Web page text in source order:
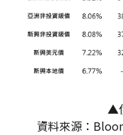
▲
資料來源：